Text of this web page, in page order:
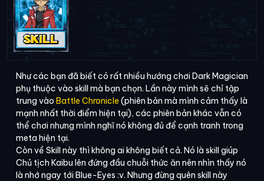
Như các bạn đã biết có rất nhiều hướng chơi Dark Magician
phụ thuộc vào skill mà bạn chọn. Lần này mình sẽ chỉ tập
trung vào Battle Chronicle (phiên bản mà mình cảm thấy là
mạnh nhất thời điểm hiện tại), các phiên bản khác vẫn có
thể chơi nhưng mình nghĩ nó không đủ để cạnh tranh trong
meta hiện tại.
Còn về Skill này thì không ai không biết cả. Nó là skill giúp
Chủ tịch Kaibu lên đứng đầu chuỗi thức ăn nên nhìn thấy nó
là nhớ ngay tới Blue-Eyes :v. Nhưng đừng quên skill này